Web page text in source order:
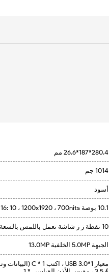
280.4*187*26.6 مم
1014 جم
أسود
10.1 بوصة IPS 16: 10 ، 1200x1920 ، 700nits
10 نقطة ز ز شاشة تعمل باللمس بالسعة
الجبهة 5.0MP الخلفية 13.0MP